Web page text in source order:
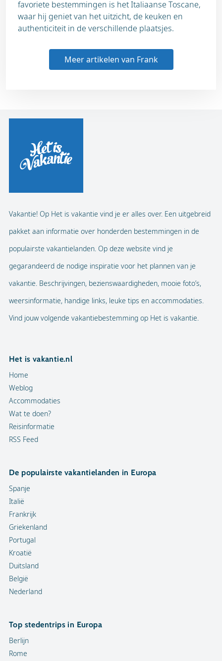
favoriete bestemmingen is het Italiaanse Toscane,
waar hij geniet van het uitzicht, de keuken en
authenticiteit in de verschillende plaatsjes.
Meer artikelen van Frank
Vakantie! Op Het is vakantie vind je er alles over. Een uitgebreid
pakket aan informatie over honderden bestemmingen in de
populairste vakantielanden. Op deze website vind je
gegarandeerd de nodige inspiratie voor het plannen van je
vakantie. Beschrijvingen, bezienswaardigheden, mooie foto’s,
weersinformatie, handige links, leuke tips en accommodaties.
Vind jouw volgende vakantiebestemming op Het is vakantie.
Het is vakantie.nl
Home
Weblog
Accommodaties
Wat te doen?
Reisinformatie
RSS Feed
De populairste vakantielanden in Europa
Spanje
Italië
Frankrijk
Griekenland
Portugal
Kroatië
Duitsland
België
Nederland
Top stedentrips in Europa
Berlijn
Rome